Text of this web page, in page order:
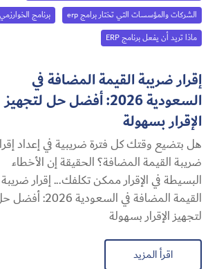
الشركات والمؤسسات التي تختار برامج erp
برنامج الخوارزمي ERP
ماذا تريد أن يفعل برنامج ERP
إقرار ضريبة القيمة المضافة في
السعودية 2026: أفضل حل لتجهيز
الإقرار بسهولة
هل بتضيع وقتك كل فترة ضريبية في إعداد
ضريبة القيمة المضافة؟ الحقيقة إن الأخطاء
البسيطة في الإقرار ممكن تكلفك... إقرار ضريبة
القيمة المضافة في السعودية 2026:
لتجهيز الإقرار بسهولة
اقرأ المزيد